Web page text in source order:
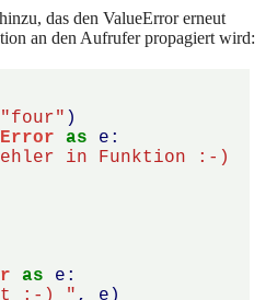
das den ValueError erneut
an den Aufrufer propagiert wird:
"four" )
as e :
in Funktion :-)
as e :
:-) " , e )